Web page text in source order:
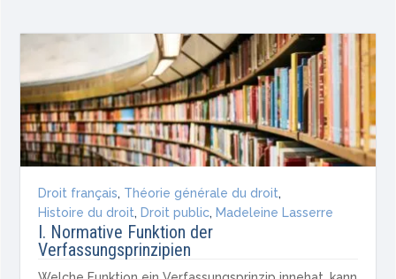
Droit français, Théorie générale du droit,
Histoire du droit, Droit public, Madeleine Lasserre
I. Normative Funktion der
Verfassungsprinzipien